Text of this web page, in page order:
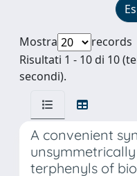
Mostra
records
Risultati 1 - 10 di 10
secondi).
A convenient
terphenyls of